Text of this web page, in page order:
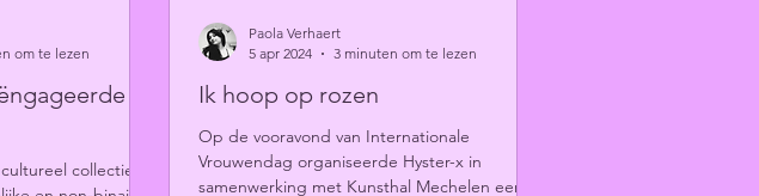
collectief
om te lezen
Ik hoop op rozen
Op de vooravond van Internationale
Vrouwendag organiseerde Hyster-x in
samenwerking met Kunsthal Mechelen een
Paola Verhaert
5 apr 2024
3 minuten om te lezen